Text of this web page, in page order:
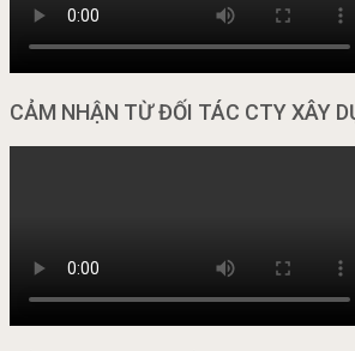
CẢM NHẬN TỪ ĐỐI TÁC CTY XÂY